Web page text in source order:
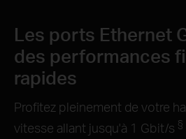
Les ports Ethernet
des performances
rapides
Profitez pleinement de votre
vitesse allant jusqu'à 1 Gbit/s §